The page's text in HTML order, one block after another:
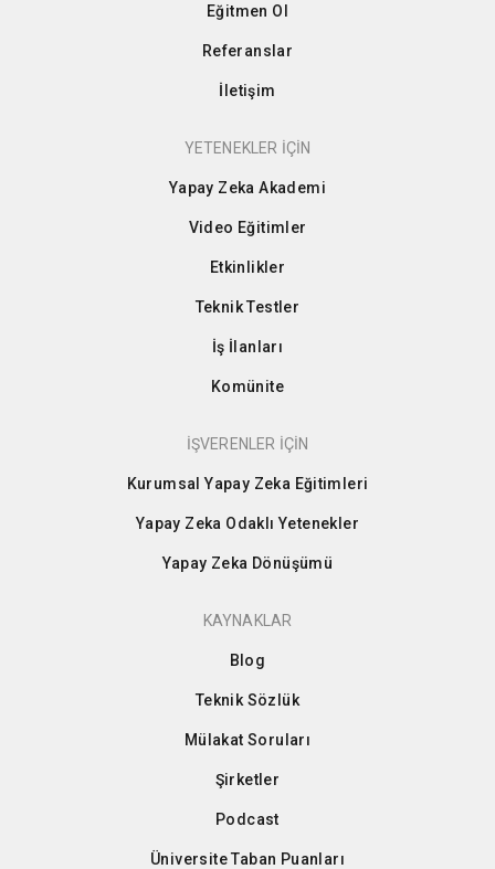
Eğitmen Ol
Referanslar
İletişim
YETENEKLER İÇİN
Yapay Zeka Akademi
Video Eğitimler
Etkinlikler
Teknik Testler
İş İlanları
Komünite
İŞVERENLER İÇİN
Kurumsal Yapay Zeka Eğitimleri
Yapay Zeka Odaklı Yetenekler
Yapay Zeka Dönüşümü
KAYNAKLAR
Blog
Teknik Sözlük
Mülakat Soruları
Şirketler
Podcast
Üniversite Taban Puanları